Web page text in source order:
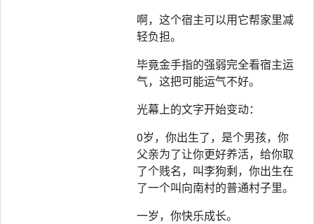
啊，这个宿主可以用它帮家里减
轻负担。
毕竟金手指的强弱完全看宿主运
气，这把可能运气不好。
光幕上的文字开始变动：
0岁，你出生了，是个男孩，你
父亲为了让你更好养活，给你取
了个贱名，叫李狗剩，你出生在
了一个叫向南村的普通村子里。
一岁，你快乐成长。